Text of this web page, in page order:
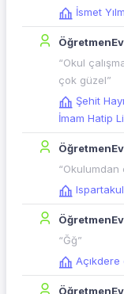
İsmet
“Okul
çok güzel”
Şehit
İmam Hatip
“Okulumdan
“Ğğ”